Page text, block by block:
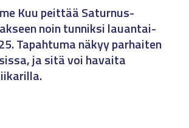
Kuu peittää Saturnus-
noin tunniksi lauantai-
Tapahtuma näkyy parhaiten
ja sitä voi havaita